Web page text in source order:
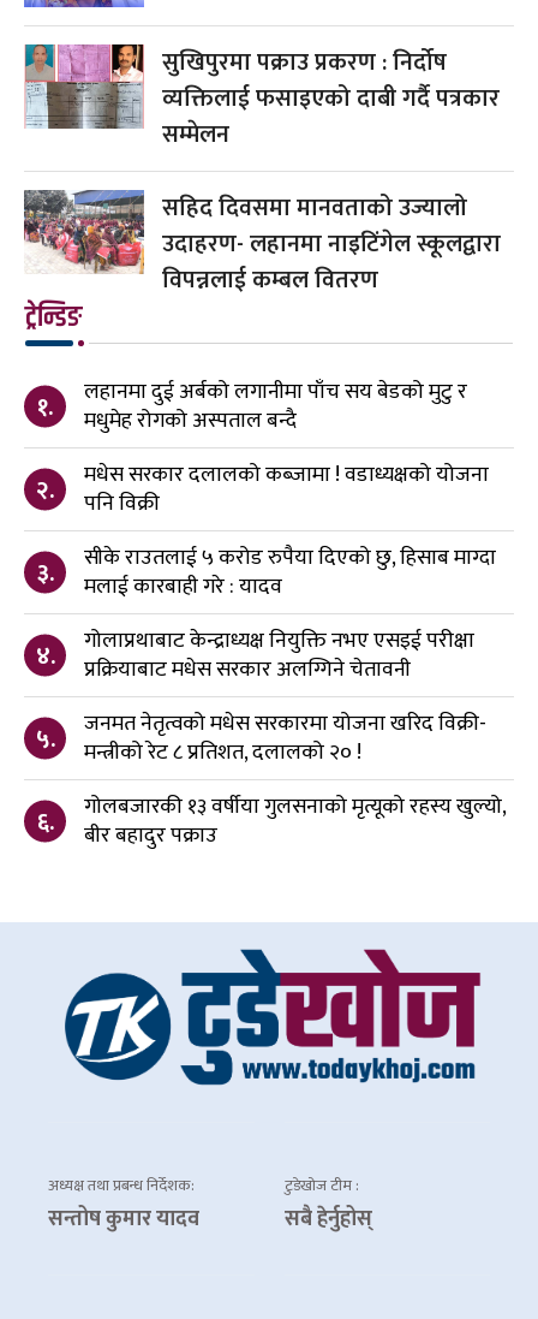
सुखिपुरमा पक्राउ प्रकरण : निर्दोष
व्यक्तिलाई फसाइएको दाबी गर्दै पत्रकार
सम्मेलन
सहिद दिवसमा मानवताको उज्यालो
उदाहरण- लहानमा नाइटिंगेल स्कूलद्वारा
विपन्नलाई कम्बल वितरण
ट्रेन्डिङ
१.
लहानमा दुई अर्बको लगानीमा पाँच सय बेडको मुटु र
मधुमेह रोगको अस्पताल बन्दै
२.
मधेस सरकार दलालको कब्जामा ! वडाध्यक्षको योजना
पनि विक्री
३.
सीके राउतलाई ५ करोड रुपैया दिएको छु, हिसाब माग्दा
मलाई कारबाही गरे : यादव
४.
गोलाप्रथाबाट केन्द्राध्यक्ष नियुक्ति नभए एसइई परीक्षा
प्रक्रियाबाट मधेस सरकार अलग्गिने चेतावनी
५.
जनमत नेतृत्वको मधेस सरकारमा योजना खरिद विक्री-
मन्त्रीको रेट ८ प्रतिशत, दलालको २० !
६.
गोलबजारकी १३ वर्षीया गुलसनाको मृत्यूको रहस्य खुल्यो,
बीर बहादुर पक्राउ
अध्यक्ष तथा प्रबन्ध निर्देशक:
सन्तोष कुमार यादव
टुडेखोज टीम :
सबै हेर्नुहोस्